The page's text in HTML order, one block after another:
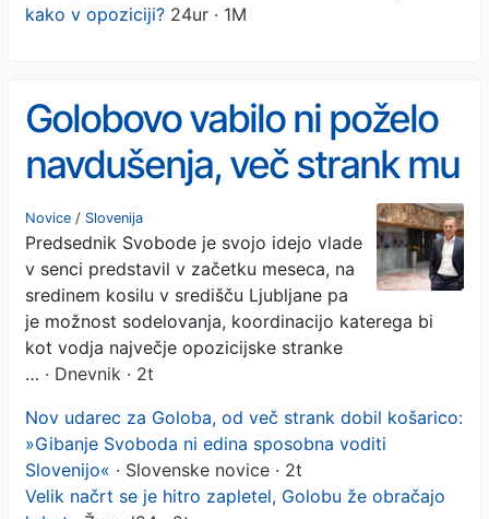
kako v opoziciji? 24ur · 1M
Golobovo vabilo ni poželo
navdušenja, več strank mu
je dalo košarico
Novice / Slovenija
Predsednik Svobode je svojo idejo vlade
v senci predstavil v začetku meseca, na
sredinem kosilu v središču Ljubljane pa
je možnost sodelovanja, koordinacijo katerega bi
kot vodja največje opozicijske stranke
… · Dnevnik · 2t
Nov udarec za Goloba, od več strank dobil košarico:
»Gibanje Svoboda ni edina sposobna voditi
Slovenijo« · Slovenske novice · 2t
Velik načrt se je hitro zapletel, Golobu že obračajo